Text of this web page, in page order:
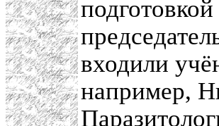
входили
например,